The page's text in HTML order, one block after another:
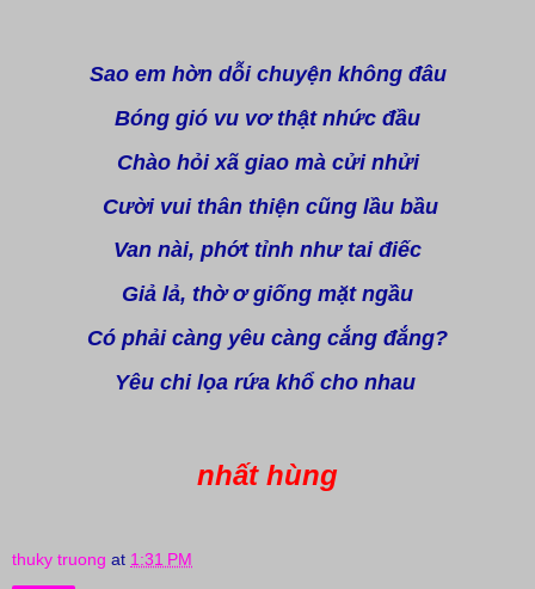
Sao em hờn dỗi chuyện không đâu
Bóng gió vu vơ thật nhức đầu
Chào hỏi xã giao mà cửi nhửi
Cười vui thân thiện cũng lầu bầu
Van nài, phớt tỉnh như tai điếc
Giả lả, thờ ơ giống mặt ngầu
Có phải càng yêu càng cắng đắng?
Yêu chi lọa rứa khổ cho nhau
nhất hùng
thuky truong at 1:31 PM